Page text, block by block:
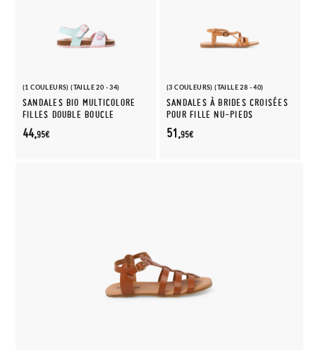
(1 COULEURS) (TAILLE 20 - 34)
SANDALES BIO MULTICOLORE
FILLES DOUBLE BOUCLE
44,95€
(3 COULEURS) (TAILLE 28 - 40)
SANDALES À BRIDES CROISÉES
POUR FILLE NU-PIEDS
51,95€